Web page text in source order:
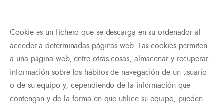
Cookie es un fichero que se descarga en su ordenador al
acceder a determinadas páginas web. Las cookies permiten
a una página web, entre otras cosas, almacenar y recuperar
información sobre los hábitos de navegación de un usuario
o de su equipo y, dependiendo de la información que
contengan y de la forma en que utilice su equipo, pueden